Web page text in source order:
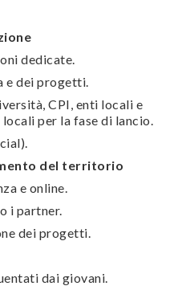
dedicate.
e dei progetti.
CPI, enti locali e
per la fase di lancio.
del territorio
e online.
i partner.
dei progetti.
dai giovani.